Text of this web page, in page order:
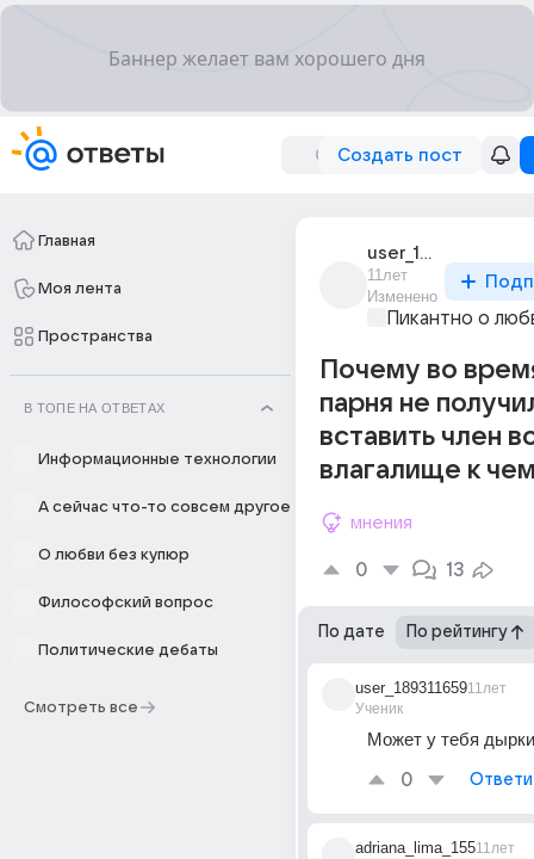
Создать пост
Главная
Моя лента
Пространства
В ТОПЕ НА ОТВЕТАХ
Информационные технологии
А сейчас что-то совсем другое
О любви без купюр
Философский вопрос
Политические дебаты
Смотреть все
user_192024540
11лет
Изменено
Пикантно о
Почему во
парня не
вставить член
влагалище к
мнения
0 13
По дате По рейтингу
user_189311659
Ученик
11лет
Может у тебя
0
adriana_lima_15511лет